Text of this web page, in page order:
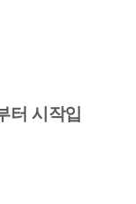
터 시작입